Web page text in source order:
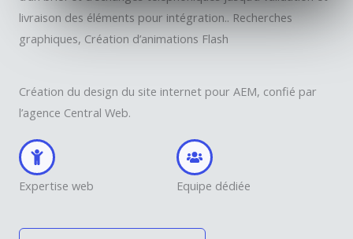
livraison des éléments pour intégration.. Recherches
graphiques, Création d’animations Flash
Création du design du site internet pour AEM, confié par
l’agence Central Web.
Expertise web Equipe dédiée